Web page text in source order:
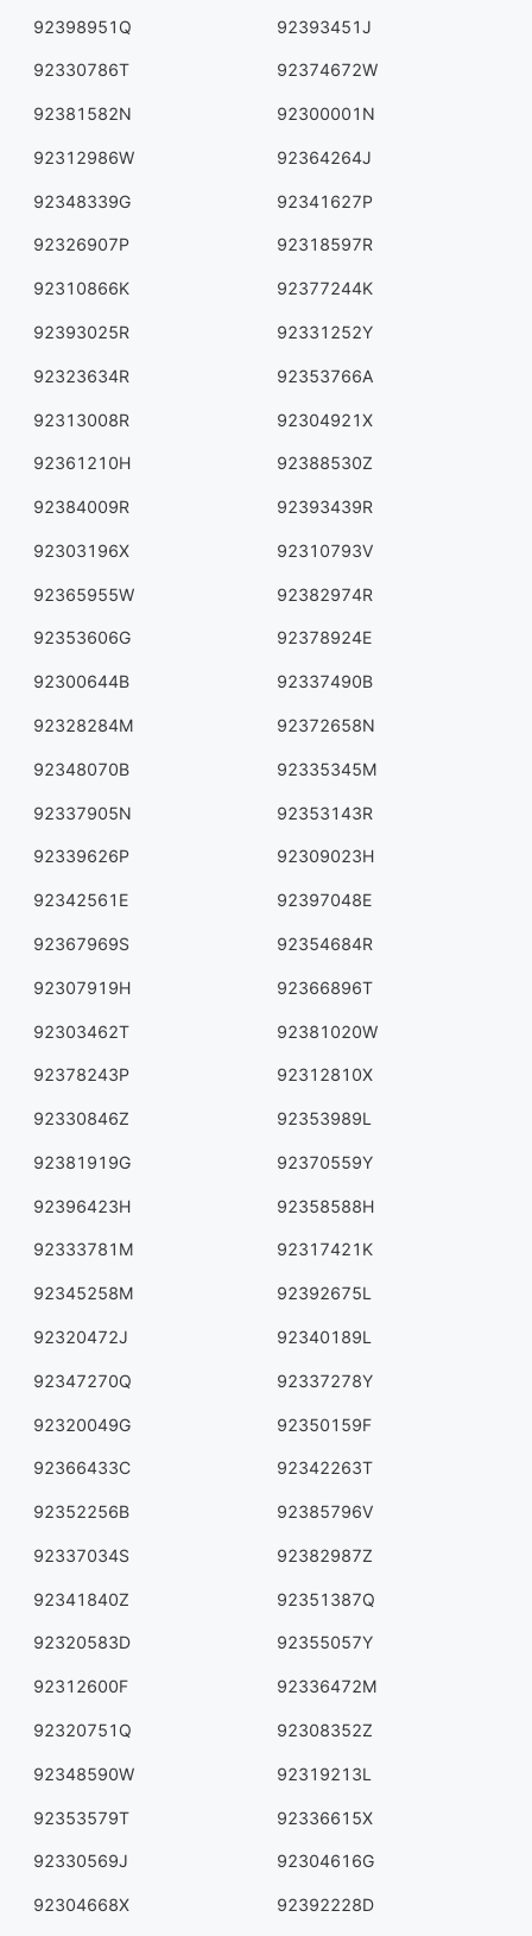
92398951Q 92393451J
92330786T 92374672W
92381582N 92300001N
92312986W 92364264J
92348339G 92341627P
92326907P 92318597R
92310866K 92377244K
92393025R 92331252Y
92323634R 92353766A
92313008R 92304921X
92361210H 92388530Z
92384009R 92393439R
92303196X 92310793V
92365955W 92382974R
92353606G 92378924E
92300644B 92337490B
92328284M 92372658N
92348070B 92335345M
92337905N 92353143R
92339626P 92309023H
92342561E 92397048E
92367969S 92354684R
92307919H 92366896T
92303462T 92381020W
92378243P 92312810X
92330846Z 92353989L
92381919G 92370559Y
92396423H 92358588H
92333781M 92317421K
92345258M 92392675L
92320472J 92340189L
92347270Q 92337278Y
92320049G 92350159F
92366433C 92342263T
92352256B 92385796V
92337034S 92382987Z
92341840Z 92351387Q
92320583D 92355057Y
92312600F 92336472M
92320751Q 92308352Z
92348590W 92319213L
92353579T 92336615X
92330569J 92304616G
92304668X 92392228D